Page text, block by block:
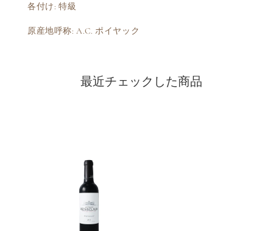
各付け: 特級
原産地呼称: A.C. ポイヤック
最近チェックした商品